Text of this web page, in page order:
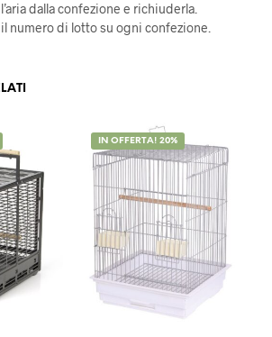
dalla confezione e richiuderla.
numero di lotto su ogni confezione.
IN OFFERTA! 20%